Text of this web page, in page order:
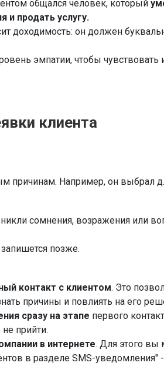
общался человек, который
и продать услугу.
доходимость: он должен
эмпатии, чтобы чувствовать
клиента
причинам. Например, он выбрал
сомнения, возражения или
позже.
контакт с клиентом. Это
причины и повлиять на его
сразу на этапе первого
прийти.
в интернете. Для этого вы
в разделе SMS-уведомления"